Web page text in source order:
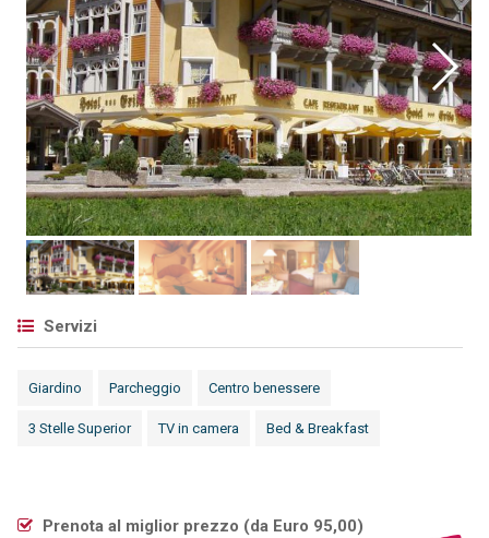
Servizi
Giardino Parcheggio Centro benessere
3 Stelle Superior TV in camera Bed & Breakfast
Prenota al miglior prezzo (da Euro 95,00)